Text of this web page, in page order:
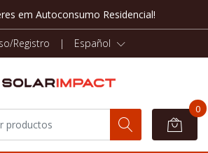
em Autoconsumo Residencial!
Registro | Español
0